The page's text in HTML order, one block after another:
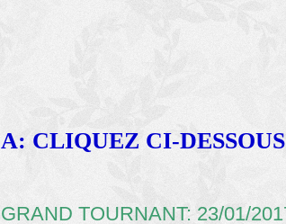
CLIQUEZ CI-DESSOUS